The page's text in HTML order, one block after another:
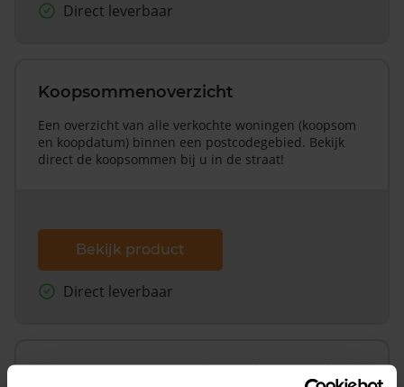
Direct leverbaar
Koopsommenoverzicht
Een overzicht van alle verkochte woningen (koopsom
en koopdatum) binnen een postcodegebied. Bekijk
direct de koopsommen bij u in de straat!
Bekijk product
Direct leverbaar